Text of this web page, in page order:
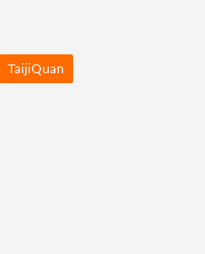
TaijiQuan